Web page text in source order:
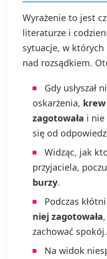
Wyrażenie to jest
literaturze i
sytuacje, w
nad rozsądkiem.
Gdy usłyszał
oskarżenia,
zagotowała i nie
się od
Widząc, jak
przyjaciela,
burzy.
Podczas
niej zagotowała
zachować spokój.
Na widok